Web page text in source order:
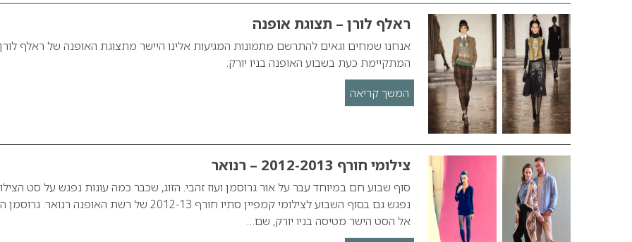
ראלף לורן – תצוגת אופנה
אנחנו שמחים וגאים להתרשם מתמונות המגיעות אלינו היישר מתצוגת האופנה של ראלף לורן
המתקיימת כעת בשבוע האופנה בניו יורק.
המשך קריאה
צילומי חורף 2012-2013 – רנואר
סוף שבוע חם במיוחד עבר על אור גרוסמן ועוז זהבי. הזוג, שכבר כמה עונות נפגש על סט
נפגש גם בסוף השבוע לצילומי קמפיין סתיו חורף 2012-13 של רשת האופנה רנואר.
אל הסט הישר מטיסה בניו יורק, שם…